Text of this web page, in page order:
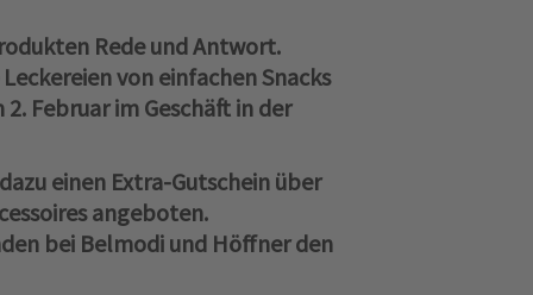
Rede und Antwort.
von einfachen Snacks
Februar im Geschäft in der
einen Extra-Gutschein über
angeboten.
bei Belmodi und Höffner den